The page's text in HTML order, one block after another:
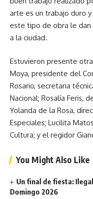
arte es un trabajo duro
este tipo de obra le dan
a la ciudad.
Estuvieron presente
Moya, presidente del
Rosario, secretaria
Nacional; Rosalía Feris,
Yolanda de la Rosa,
Especiales; Lucilita
Cultura; y el regidor
You Might Also Like
Un final de fiesta:
Domingo 2026